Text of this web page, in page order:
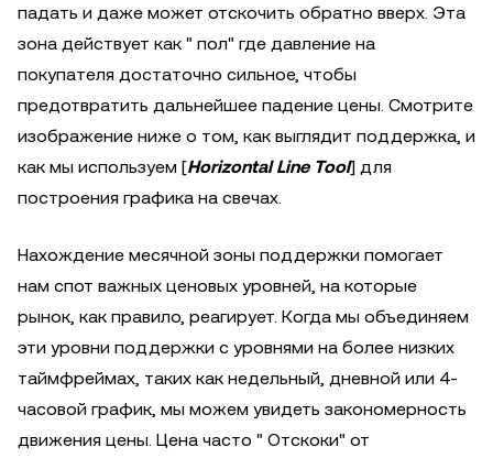
падать и даже может отскочить обратно вверх. Эта
зона действует как " пол" где давление на
покупателя достаточно сильное, чтобы
предотвратить дальнейшее падение цены. Смотрите
изображение ниже о том, как выглядит поддержка, и
как мы используем [Horizontal Line Tool] для
построения графика на свечах.
Нахождение месячной зоны поддержки помогает
нам спот важных ценовых уровней, на которые
рынок, как правило, реагирует. Когда мы объединяем
эти уровни поддержки с уровнями на более низких
таймфреймах, таких как недельный, дневной или 4-
часовой график, мы можем увидеть закономерность
движения цены. Цена часто " Отскоки" от